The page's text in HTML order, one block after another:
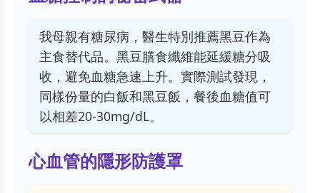
我母親有糖尿病，醫生特別推薦黑豆作為
主食替代品。黑豆膳食纖維能延緩糖分吸
收，避免血糖急速上升。實際測試發現，
同樣份量的白飯和黑豆飯，餐後血糖值可
以相差20-30mg/dL。
心血管的隱形防護罩